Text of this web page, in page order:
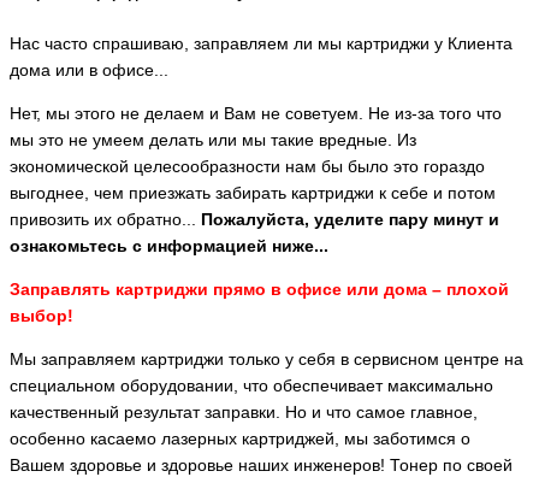
Нас часто спрашиваю, заправляем ли мы картриджи у Клиента
дома или в офисе...
Нет, мы этого не делаем и Вам не советуем. Не из-за того что
мы это не умеем делать или мы такие вредные. Из
экономической целесообразности нам бы было это гораздо
выгоднее, чем приезжать забирать картриджи к себе и потом
привозить их обратно... Пожалуйста, уделите пару минут и
ознакомьтесь с информацией ниже...
Заправлять картриджи прямо в офисе или дома – плохой
выбор!
Мы заправляем картриджи только у себя в сервисном центре на
специальном оборудовании, что обеспечивает максимально
качественный результат заправки. Но и что самое главное,
особенно касаемо лазерных картриджей, мы заботимся о
Вашем здоровье и здоровье наших инженеров! Тонер по своей